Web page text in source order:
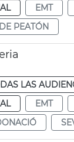
EMT
PEATÓN
LAS
EMT